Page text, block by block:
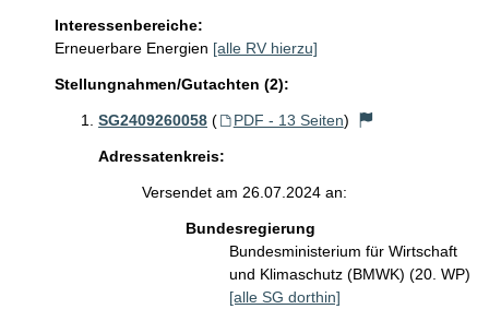
Interessenbereiche:
Erneuerbare Energien [alle RV hierzu]
Stellungnahmen/Gutachten (2):
SG2409260058 ( PDF - 13 Seiten)
Adressatenkreis:
Versendet am 26.07.2024 an:
Bundesregierung
Bundesministerium für Wirtschaft
und Klimaschutz (BMWK) (20. WP)
[alle SG dorthin]